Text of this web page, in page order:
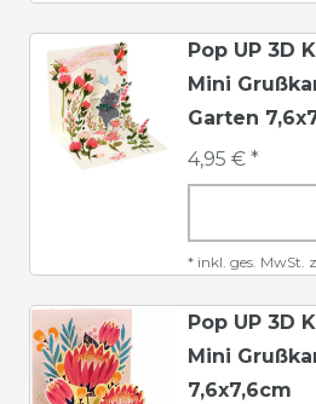
Pop UP 3D
Mini
Garten
4,95 € *
* inkl. ges. MwSt.
Pop UP 3D
Mini
7,6x7,6cm